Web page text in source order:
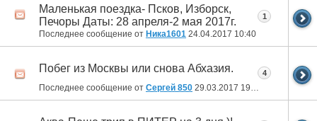
Маленькая поездка- Псков, Изборск,
Печоры Даты: 28 апреля-2 мая 2017г.
Последнее сообщение от Ника1601 24.04.2017 10:40
1
Побег из Москвы или снова Абхазия.
Последнее сообщение от Сергей 850 29.03.2017 19:03
4